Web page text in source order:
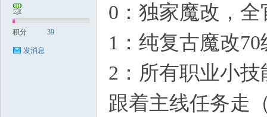
积分 39
发消息
0：独家魔改，
1：纯复古魔改
2：所有职业小
跟着主线任务走